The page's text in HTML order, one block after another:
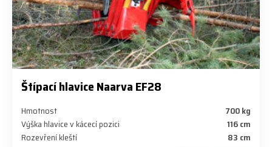
Štípací hlavice Naarva EF28
Hmotnost
700 kg
Výška hlavice v kácecí pozici
116 cm
Rozevření kleští
83 cm